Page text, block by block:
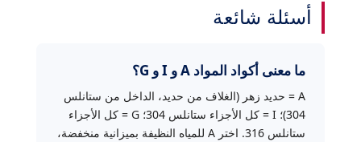
أسئلة شائعة
ما معنى أكواد المواد A و I و G؟
A = حديد زهر (الغلاف من حديد، الداخل من ستانلس
304)؛ I = كل الأجزاء ستانلس 304؛ G = كل الأجزاء
ستانلس 316. اختر A للمياه النظيفة بميزانية منخفضة،